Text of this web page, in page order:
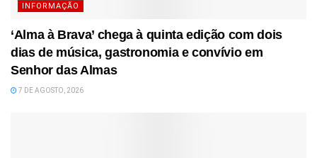
INFORMAÇÃO
‘Alma à Brava’ chega à quinta edição com dois
dias de música, gastronomia e convívio em
Senhor das Almas
7 DE AGOSTO, 2026